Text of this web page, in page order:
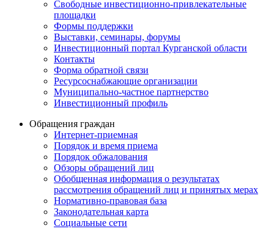
Свободные инвестиционно-привлекательные
площадки
Формы поддержки
Выставки, семинары, форумы
Инвестиционный портал Курганской области
Контакты
Форма обратной связи
Ресурсоснабжающие организации
Муниципально-частное партнерство
Инвестиционный профиль
Обращения граждан
Интернет-приемная
Порядок и время приема
Порядок обжалования
Обзоры обращений лиц
Обобщенная информация о результатах
рассмотрения обращений лиц и принятых мерах
Нормативно-правовая база
Законодательная карта
Социальные сети